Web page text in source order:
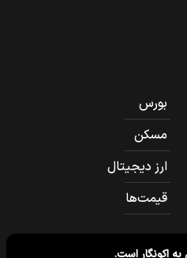
بورس
مسکن
ارز دیجیتال
قیمت‌ها
به اکونگار است.